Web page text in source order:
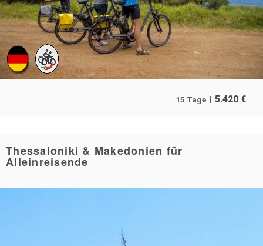
15 Tage 5.420 €
Thessaloniki & Makedonien für
Alleinreisende